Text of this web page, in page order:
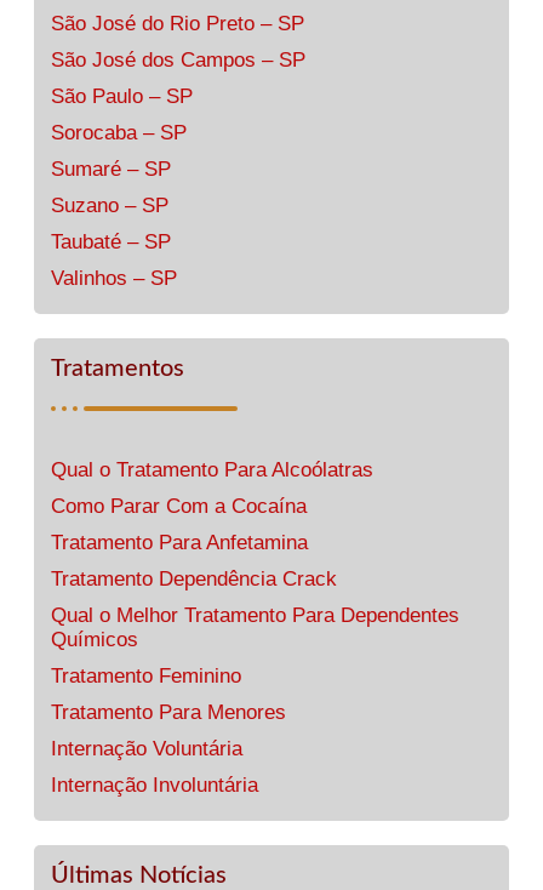
São José do Rio Preto – SP
São José dos Campos – SP
São Paulo – SP
Sorocaba – SP
Sumaré – SP
Suzano – SP
Taubaté – SP
Valinhos – SP
Tratamentos
Qual o Tratamento Para Alcoólatras
Como Parar Com a Cocaína
Tratamento Para Anfetamina
Tratamento Dependência Crack
Qual o Melhor Tratamento Para Dependentes
Químicos
Tratamento Feminino
Tratamento Para Menores
Internação Voluntária
Internação Involuntária
Últimas Notícias